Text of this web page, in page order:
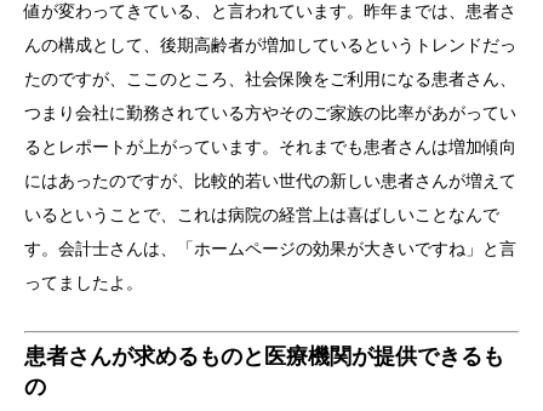
値が変わってきている、と言われています。昨年までは、患者さ
んの構成として、後期高齢者が増加しているというトレンドだっ
たのですが、ここのところ、社会保険をご利用になる患者さん、
つまり会社に勤務されている方やそのご家族の比率があがってい
るとレポートが上がっています。それまでも患者さんは増加傾向
にはあったのですが、比較的若い世代の新しい患者さんが増えて
いるということで、これは病院の経営上は喜ばしいことなんで
す。会計士さんは、「ホームページの効果が大きいですね」と言
ってましたよ。
患者さんが求めるものと医療機関が提供できるも
の